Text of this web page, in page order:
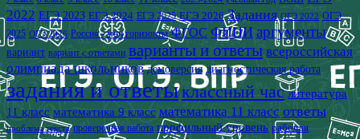
2022 ЕГЭ 2023 ЕГЭ 2024 ЕГЭ 2025 ЕГЭ 2026 Задания ОГЭ 2022 ОГЭ
2025 ОГЭ 2026 Россия - мои горизонты ФГОС ФИПИ аргументы
вариант вариант с ответами варианты и ответы всероссийская
олимпиада школьников демоверсия диагностическая работа
задания и ответыклассный час литература
11 класс математика 9 класс математика 11 класс ответы
проблема текста проверочная работа профильный уровень рабочая